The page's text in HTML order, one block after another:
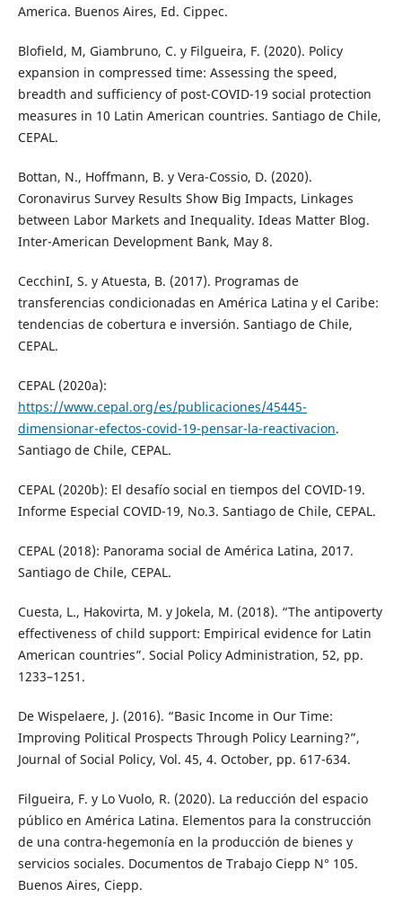
America. Buenos Aires, Ed. Cippec.
Blofield, M, Giambruno, C. y Filgueira, F. (2020). Policy
expansion in compressed time: Assessing the speed,
breadth and sufficiency of post-COVID-19 social protection
measures in 10 Latin American countries. Santiago de Chile,
CEPAL.
Bottan, N., Hoffmann, B. y Vera-Cossio, D. (2020).
Coronavirus Survey Results Show Big Impacts, Linkages
between Labor Markets and Inequality. Ideas Matter Blog.
Inter-American Development Bank, May 8.
CecchinI, S. y Atuesta, B. (2017). Programas de
transferencias condicionadas en América Latina y el Caribe:
tendencias de cobertura e inversión. Santiago de Chile,
CEPAL.
CEPAL (2020a):
https://www.cepal.org/es/publicaciones/45445-
dimensionar-efectos-covid-19-pensar-la-reactivacion.
Santiago de Chile, CEPAL.
CEPAL (2020b): El desafío social en tiempos del COVID-19.
Informe Especial COVID-19, No.3. Santiago de Chile, CEPAL.
CEPAL (2018): Panorama social de América Latina, 2017.
Santiago de Chile, CEPAL.
Cuesta, L., Hakovirta, M. y Jokela, M. (2018). “The antipoverty
effectiveness of child support: Empirical evidence for Latin
American countries”. Social Policy Administration, 52, pp.
1233–1251.
De Wispelaere, J. (2016). “Basic Income in Our Time:
Improving Political Prospects Through Policy Learning?”,
Journal of Social Policy, Vol. 45, 4. October, pp. 617-634.
Filgueira, F. y Lo Vuolo, R. (2020). La reducción del espacio
público en América Latina. Elementos para la construcción
de una contra-hegemonía en la producción de bienes y
servicios sociales. Documentos de Trabajo Ciepp N° 105.
Buenos Aires, Ciepp.